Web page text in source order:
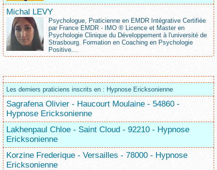
Michal LEVY
Psychologue, Praticienne en EMDR Intégrative Certifiée
par France EMDR - IMO ® Licence et Master en
Psychologie Clinique du Développement à l'université de
Strasbourg. Formation en Coaching en Psychologie
Positive....
Les derniers praticiens inscrits en : Hypnose Ericksonienne
Sagrafena Olivier - Haucourt Moulaine - 54860 -
Hypnose Ericksonienne
Lakhenpaul Chloe - Saint Cloud - 92210 - Hypnose
Ericksonienne
Korzine Frederique - Versailles - 78000 - Hypnose
Ericksonienne